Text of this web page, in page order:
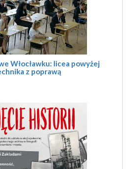
Włocławku: licea powyżej
z poprawą